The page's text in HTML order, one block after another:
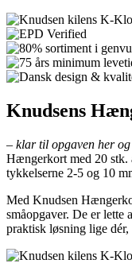
Knudsens
– klar til opgaven her og
Hængerkort med 20
tykkelserne 2-5 og 10
Med Knudsen
småopgaver. De er lette
praktisk løsning lige dér,